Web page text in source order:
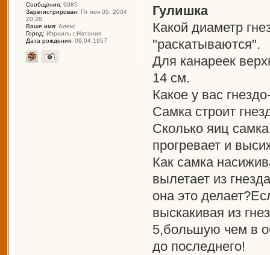
Гулишка
Какой диаметр
"раскатываются".
Для канареек
14 см.
Какое у вас
Самка строит
Сколько яиц
прогревает и
Как самка
вылетает из
она это
выскакивая из
5,большую чем в
до последнего!
Сообщения: 9985
Зарегистрирован: Пт ноя 05, 2004
20:28
Ваше имя: Алекс
Город: Израиль,г.Натания
Дата рождения: 09.04.1957